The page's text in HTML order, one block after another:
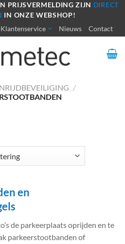
PRIJSVERMELDING ZIJN DIRECT
IN ONZE WEBSHOP!
Klantenservice Nieuws Contact
/
en
de parkeerplaats oprijden en te
parkeerstootbanden of